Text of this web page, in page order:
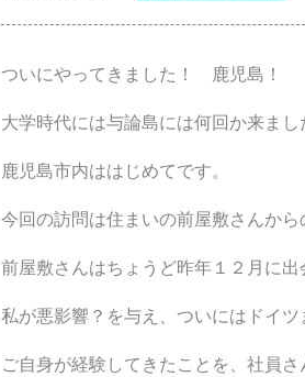
ついにやってきました！ 鹿児島！
大学時代には与論島には何回か来まし
鹿児島市内ははじめてです。
今回の訪問は住まいの前屋敷さんか
前屋敷さんはちょうど昨年１２月に出
私が悪影響？を与え、ついにはドイツ
ご自身が経験してきたことを、社員